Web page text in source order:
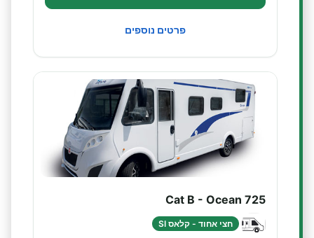
פרטים נוספים
Cat B - Ocean 725
חצי אחוד - קלאס SI